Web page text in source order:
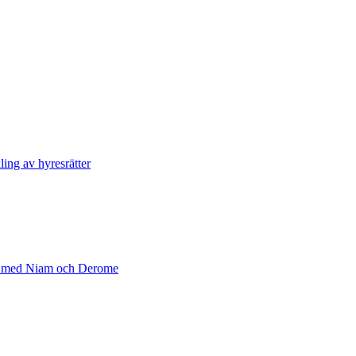
av hyresrätter​
Niam och Derome